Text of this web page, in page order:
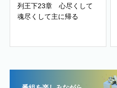
列王下23章 心尽くして
魂尽くして主に帰る